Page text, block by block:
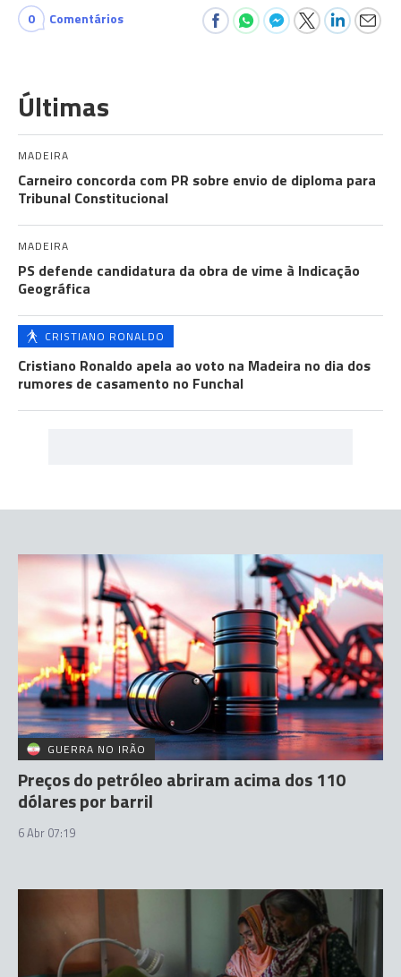
0 Comentários
Últimas
MADEIRA
Carneiro concorda com PR sobre envio de diploma para
Tribunal Constitucional
MADEIRA
PS defende candidatura da obra de vime à Indicação
Geográfica
CRISTIANO RONALDO
Cristiano Ronaldo apela ao voto na Madeira no dia dos
rumores de casamento no Funchal
GUERRA NO IRÃO
Preços do petróleo abriram acima dos 110
dólares por barril
6 Abr 07:19